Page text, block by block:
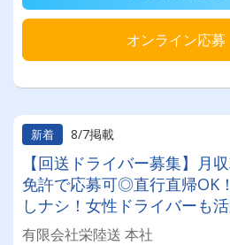
オンライン応募
新着 8/7掲載
【回送ドライバー募集】月
免許で応募可◎直行直帰OK
しナシ！女性ドライバーも
乗れるチャンスも☆彡／
有限会社栄陸送 本社